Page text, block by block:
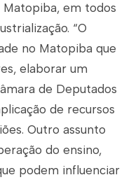
Matopiba, em todos
“O
no Matopiba que
elaborar um
de Deputados
de recursos
Outro assunto
do ensino,
podem influenciar